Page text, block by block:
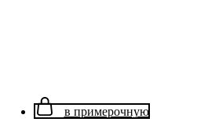
в примерочную